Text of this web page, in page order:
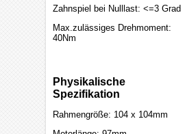
Zahnspiel bei Nulllast: <=3 Grad
Max.zulässiges Drehmoment:
40Nm
Physikalische
Spezifikation
Rahmengröße: 104 x 104mm